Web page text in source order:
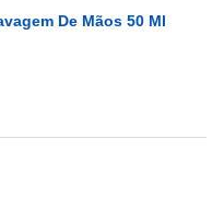
De Mãos 50 Ml